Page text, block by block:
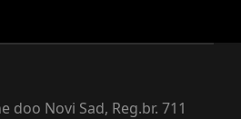
doo Novi Sad, Reg.br. 711